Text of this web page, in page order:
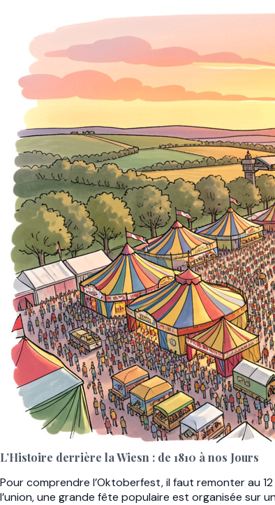
L’Histoire derrière la Wiesn : de 1810 à nos Jours
Pour comprendre l’Oktoberfest, il faut remonter au
l’union, une grande fête populaire est organisée sur